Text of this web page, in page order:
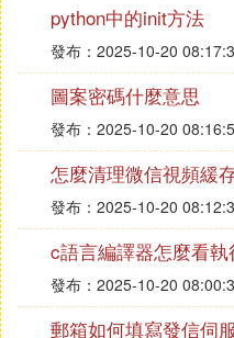
易語言的誕生極大的降
度。從2000年以來，易
功能上、用戶數量上都
Ⅱ 現在哪些程序語言
學習了很多軟體和編程
家，開發和測試，前端
的時間里，全部做了幾
大家列一下我所使用過
成過項目的編程語言：
i/Pascal、C#、PHP、
目前主要使用後面四種
python中的init方法
發布：2025-10-20
圖案密碼什麼意思
發布：2025-10-20
怎麼清理微信視頻緩
發布：2025-10-20
c語言編譯器怎麼看執
發布：2025-10-20
郵箱如何填寫發信伺